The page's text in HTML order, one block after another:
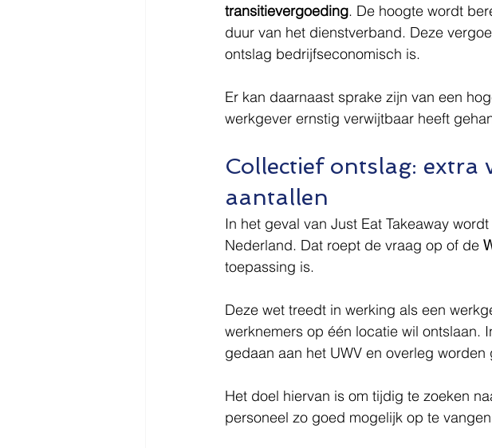
transitievergoeding. De hoogte wordt
duur van het dienstverband. Deze
ontslag bedrijfseconomisch is.
Er kan daarnaast sprake zijn van een
werkgever ernstig verwijtbaar heeft
Collectief ontslag: extra
aantallen
In het geval van Just Eat Takeaway
Nederland. Dat roept de vraag op of de
toepassing is.
Deze wet treedt in werking als een
werknemers op één locatie wil ontslaan.
gedaan aan het UWV en overleg
Het doel hiervan is om tijdig te zoeken
personeel zo goed mogelijk op te